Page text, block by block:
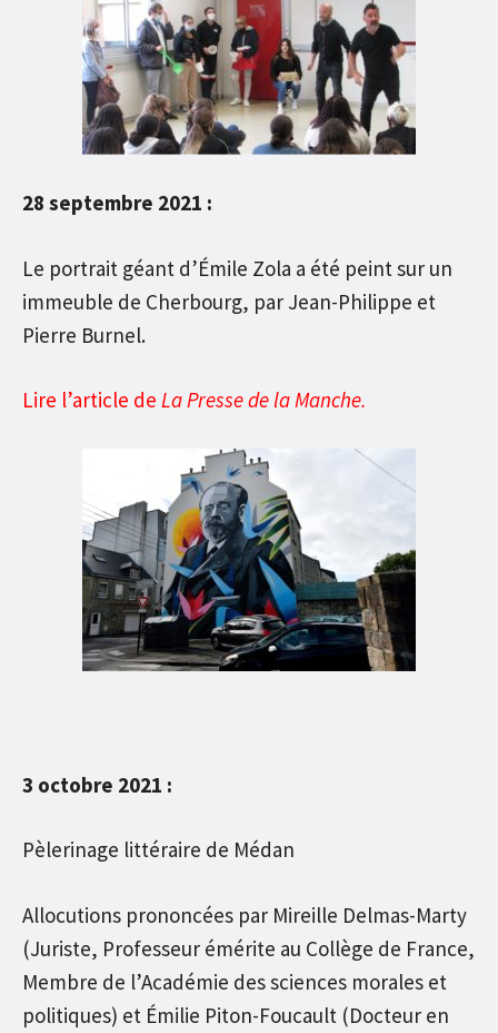
28 septembre 2021 :
Le portrait géant d’Émile Zola a été peint sur un
immeuble de Cherbourg, par Jean-Philippe et
Pierre Burnel.
Lire l’article de La Presse de la Manche.
3 octobre 2021 :
Pèlerinage littéraire de Médan
Allocutions prononcées par Mireille Delmas-Marty
(Juriste, Professeur émérite au Collège de France,
Membre de l’Académie des sciences morales et
politiques) et Émilie Piton-Foucault (Docteur en